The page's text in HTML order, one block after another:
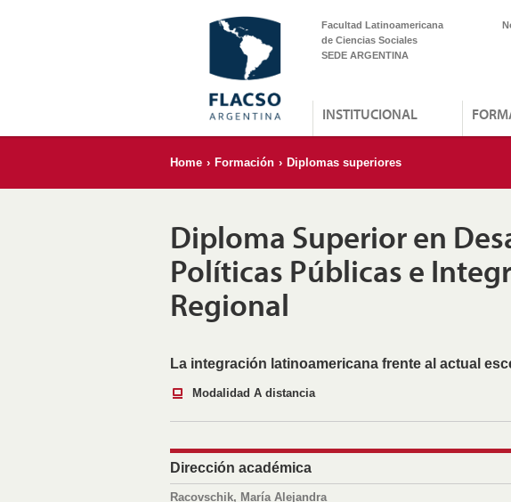
Facultad Latinoamericana
de Ciencias Sociales
SEDE ARGENTINA
INSTITUCIONAL
Home › Formación › Diplomas superiores
Diploma Superior en
Políticas Públicas e
Regional
La integración latinoamericana frente al actual
Modalidad A distancia
Dirección académica
Racovschik, María Alejandra